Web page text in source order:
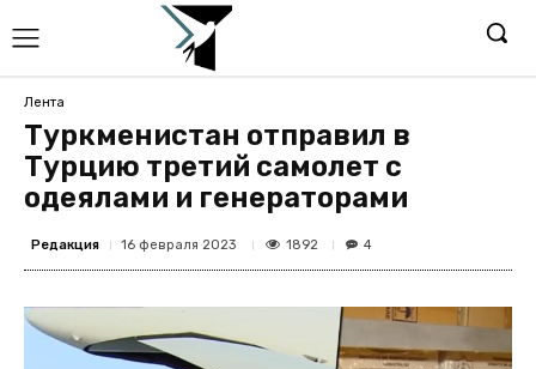
Лента
Туркменистан отправил в
Турцию третий самолет с
одеялами и генераторами
Редакция 16 февраля 2023 1892 4